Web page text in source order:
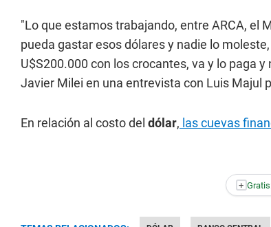
"Lo que estamos trabajando, entre ARCA, el
pueda gastar esos dólares y nadie lo
U$S200.000 con los crocantes, va y lo paga
Javier Milei en una entrevista con Luis Majul
En relación al costo del dólar, las cuevas
+